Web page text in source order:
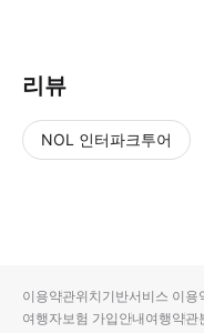
리뷰
NOL 인터파크투어
입니
다.
순
상
이용약관위치기반서비스 이용
여행자보험 가입안내여행약관